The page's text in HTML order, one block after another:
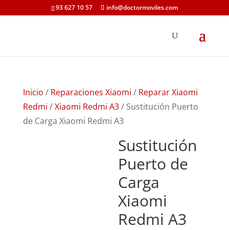
93 627 10 57 info@doctormoviles.com
Inicio / Reparaciones Xiaomi / Reparar Xiaomi
Redmi /Xiaomi Redmi A3/ Sustitución Puerto
de Carga Xiaomi Redmi A3
Sustitución
Puerto de
Carga
Xiaomi
Redmi A3